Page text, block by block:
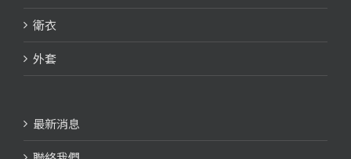
衛衣
外套
最新消息